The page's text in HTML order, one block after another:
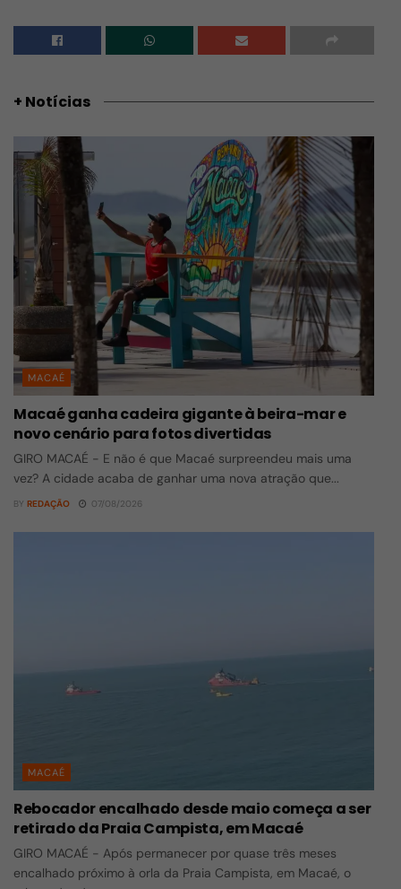
+ Notícias
MACAÉ
Macaé ganha cadeira gigante à beira-mar e
novo cenário para fotos divertidas
GIRO MACAÉ - E não é que Macaé surpreendeu mais uma
vez? A cidade acaba de ganhar uma nova atração que...
BY REDAÇÃO 07/08/2026
MACAÉ
Rebocador encalhado desde maio começa a ser
retirado da Praia Campista, em Macaé
GIRO MACAÉ - Após permanecer por quase três meses
encalhado próximo à orla da Praia Campista, em Macaé, o